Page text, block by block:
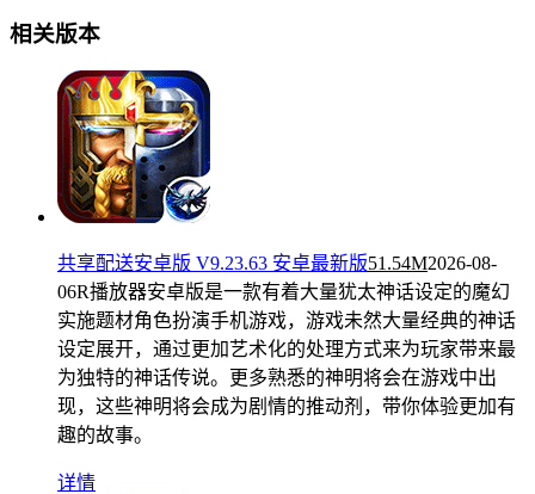
相关版本
共享配送安卓版 V9.23.63 安卓最新版51.54M2026-08-
06R播放器安卓版是一款有着大量犹太神话设定的魔幻
实施题材角色扮演手机游戏，游戏未然大量经典的神话
设定展开，通过更加艺术化的处理方式来为玩家带来最
为独特的神话传说。更多熟悉的神明将会在游戏中出
现，这些神明将会成为剧情的推动剂，带你体验更加有
趣的故事。
详情